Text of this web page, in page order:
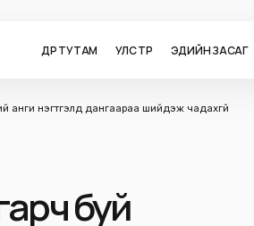
ӨДӨР ТУТАМ УЛС ТӨР ЭДИЙН ЗАСАГ
анги нэгтгэлүүд дангаараа шийдэж чадахгүй
буй